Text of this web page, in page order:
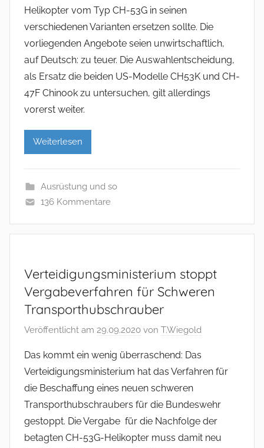
Helikopter vom Typ CH-53G in seinen
verschiedenen Varianten ersetzen sollte. Die
vorliegenden Angebote seien unwirtschaftlich,
auf Deutsch: zu teuer. Die Auswahlentscheidung,
als Ersatz die beiden US-Modelle CH53K und CH-
47F Chinook zu untersuchen, gilt allerdings
vorerst weiter.
Weiterlesen
Ausrüstung und so
136 Kommentare
Verteidigungsministerium stoppt
Vergabeverfahren für Schweren
Transporthubschrauber
Veröffentlicht am 29.09.2020 von T.Wiegold
Das kommt ein wenig überraschend: Das
Verteidigungsministerium hat das Verfahren für
die Beschaffung eines neuen schweren
Transporthubschraubers für die Bundeswehr
gestoppt. Die Vergabe für die Nachfolge der
betagten CH-53G-Helikopter muss damit neu